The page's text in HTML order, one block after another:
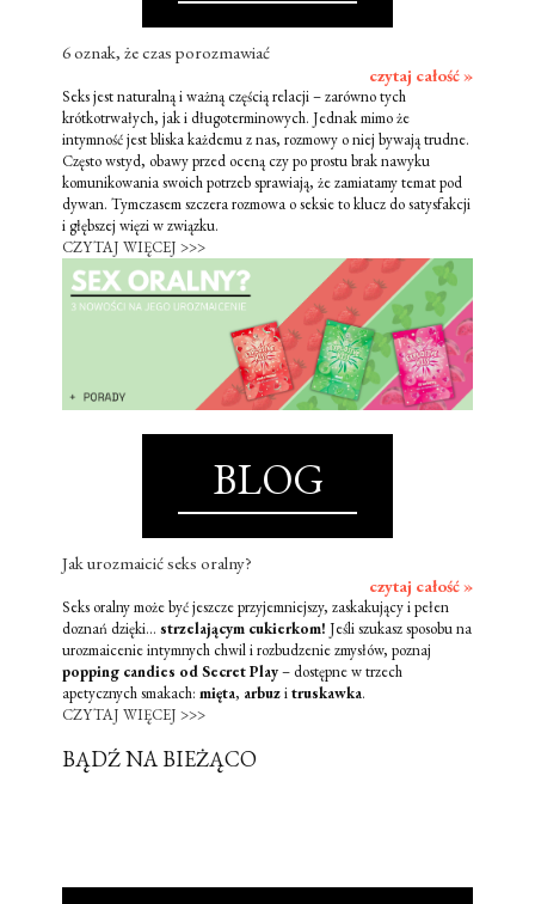
6 oznak, że czas porozmawiać
czytaj całość »
Seks jest naturalną i ważną częścią relacji – zarówno tych
krótkotrwałych, jak i długoterminowych. Jednak mimo że
intymność jest bliska każdemu z nas, rozmowy o niej bywają trudne.
Często wstyd, obawy przed oceną czy po prostu brak nawyku
komunikowania swoich potrzeb sprawiają, że zamiatamy temat pod
dywan. Tymczasem szczera rozmowa o seksie to klucz do satysfakcji
i głębszej więzi w związku.
CZYTAJ WIĘCEJ >>>
BLOG
Jak urozmaicić seks oralny?
czytaj całość »
Seks oralny może być jeszcze przyjemniejszy, zaskakujący i pełen
doznań dzięki... strzelającym cukierkom! Jeśli szukasz sposobu na
urozmaicenie intymnych chwil i rozbudzenie zmysłów, poznaj
popping candies od Secret Play– dostępne w trzech
apetycznych smakach: mięta, arbuzitruskawka.
CZYTAJ WIĘCEJ >>>
BĄDŹ NA BIEŻĄCO